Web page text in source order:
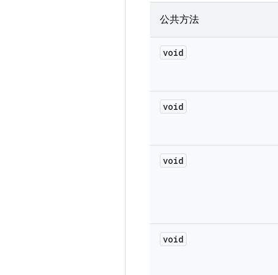
公共方法
void
void
void
void